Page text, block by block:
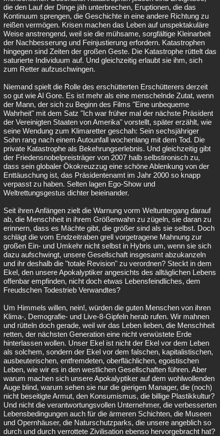
die den Lauf der Dinge jäh unterbrechen, Eruptionen, die das
Kontinuum sprengen, die Geschichte in eine andere Richtung zu
reißen vermögen. Krisen machen das Leben auf unspektakuläre
Weise anstrengend, weil sie die mühsame, sorgfältige Kleinarbeit
der Nachbesserung und Feinjustierung erfordern. Katastrophen
hingegen sind Zeiten der großen Geste. Die Katastrophe rüttelt das
saturierte Individuum auf. Und gleichzeitig erlaubt sie ihm, sich
zum Retter aufzuschwingen.
Niemand spielt die Rolle des erschütterten Erschütterers derzeit
so gut wie Al Gore. Es ist mehr als eine menschelnde Zutat, wenn
der Mann, der sich zu Beginn des Films "Eine unbequeme
Wahrheit" mit dem Satz "Ich war früher mal der nächste Präsident
der Vereinigten Staaten von Amerika" vorstellt, später erzählt, wie
seine Wendung zum Klimaretter geschah: Sein sechsjähriger
Sohn rang nach einem Autounfall wochenlang mit dem Tod. Die
private Katastrophe als Bekehrungserlebnis. Und gleichzeitig gibt
der Friedensnobelpreisträger von 2007 halb selbstironisch zu,
dass sein globaler Ökokreuzzug eine schöne Ablenkung von der
Enttäuschung ist, das Präsidentenamt im Jahr 2000 so knapp
verpasst zu haben. Selten lagen Ego-Show und
Weltrettungsgestus dichter beieinander.
Seit ihren Anfängen zielt die Warnung vorm Weltuntergang darauf
ab, die Menschheit in ihrem Größenwahn zu zügeln, sie daran zu
erinnern, dass es Mächte gibt, die größer sind als sie selbst. Doch
schlägt die vom Endzeitraben grell vorgetragene Mahnung zur
großen Ein- und Umkehr nicht selbst in Hybris um, wenn sie sich
dazu aufschwingt, unsere Gesellschaft insgesamt abzukanzeln
und ihr deshalb die "totale Revision" zu verordnen? Steckt in dem
Ekel, den unsere Apokalyptiker angesichts des alltäglichen Lebens
offenbar empfinden, nicht doch etwas Lebensfeindliches, dem
Freudschen Todestrieb Verwandtes?
Um Himmels willen, nein!, würden die guten Menschen von ihren
Klima-, Demografie- und Live-8-Gipfeln herab rufen. Wir mahnen
und rütteln doch gerade, weil wir das Leben lieben, die Menschheit
retten, der nächsten Generation eine nicht verwüstete Erde
hinterlassen wollen. Unser Ekel ist nicht der Ekel vor dem Leben
als solchem, sondern der Ekel vor dem falschen, kapitalistischen,
ausbeuterischen, entfremdeten, oberflächlichen, egoistischen
Leben, wie wir es in den westlichen Gesellschaften führen. Aber
warum machen sich unsere Apokalyptiker auf dem wohlwollenden
Auge blind, warum sehen sie nur die gierigen Manager, die (noch)
nicht beseitigte Armut, den Konsumismus, die billige Plastikkultur?
Und nicht die verantwortungsvollen Unternehmer, die verbesserten
Lebensbedingungen auch für die ärmeren Schichten, die Museen
und Opernhäuser, die Naturschutzparks, die unsere angeblich so
durch und durch verrottete Zivilisation ebenso hervorgebracht hat?